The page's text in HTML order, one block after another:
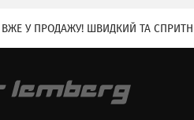
ВЖЕ У ПРОДАЖУ! ШВИДКИЙ ТА